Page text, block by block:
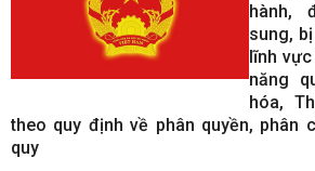
hành,
sung,
lĩnh
năng
hóa,
theo quy định về phân quyền, phân
quy